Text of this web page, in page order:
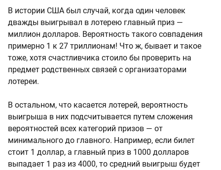
В истории США был случай, когда один человек
дважды выигрывал в лотерею главный приз —
миллион долларов. Вероятность такого совпадения
примерно 1 к 27 триллионам! Что ж, бывает и такое
тоже, хотя счастливчика стоило бы проверить на
предмет родственных связей с организаторами
лотереи.
В остальном, что касается лотерей, вероятность
выигрыша в них подсчитывается путем сложения
вероятностей всех категорий призов — от
минимального до главного. Например, если билет
стоит 1 доллар, а главный приз в 1000 долларов
выпадает 1 раз из 4000, то средний выигрыш будет